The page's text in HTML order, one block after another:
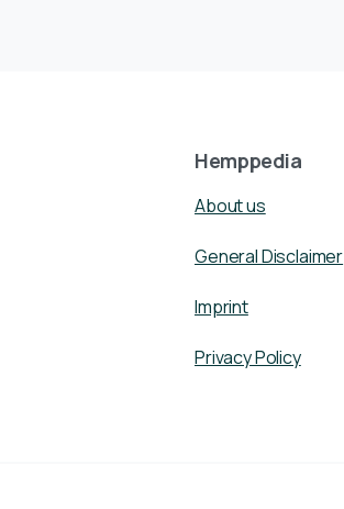
Hemppedia
About us
General Disclaimer
Imprint
Privacy Policy